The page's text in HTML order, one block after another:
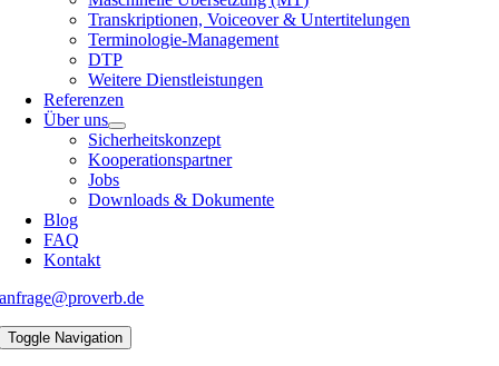
Transkriptionen, Voiceover & Untertitelungen
Terminologie-Management
DTP
Weitere Dienstleistungen
Referenzen
Über uns
Sicherheitskonzept
Kooperationspartner
Jobs
Downloads & Dokumente
Blog
FAQ
Kontakt
anfrage@proverb.de
Toggle Navigation